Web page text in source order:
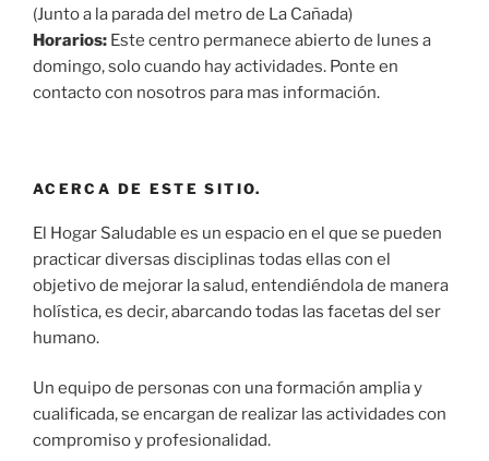
(Junto a la parada del metro de La Cañada)
Horarios: Este centro permanece abierto de lunes a
domingo, solo cuando hay actividades. Ponte en
contacto con nosotros para mas información.
ACERCA DE ESTE SITIO.
El Hogar Saludable es un espacio en el que se pueden
practicar diversas disciplinas todas ellas con el
objetivo de mejorar la salud, entendiéndola de manera
holística, es decir, abarcando todas las facetas del ser
humano.
Un equipo de personas con una formación amplia y
cualificada, se encargan de realizar las actividades con
compromiso y profesionalidad.